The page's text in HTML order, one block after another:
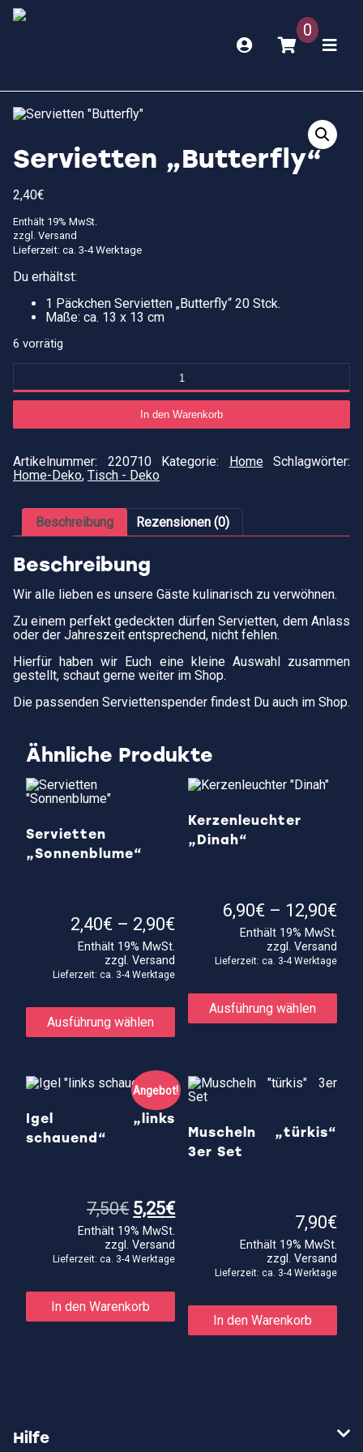
0
Servietten „Butterfly“
2,40€
Enthält 19% MwSt.
zzgl. Versand
Lieferzeit: ca. 3-4 Werktage
Du erhältst:
1 Päckchen Servietten „Butterfly“ 20 Stck.
Maße: ca. 13 x 13 cm
6 vorrätig
Menge
In den Warenkorb
Artikelnummer: 220710 Kategorie: Home
Schlagwörter:
Home-Deko, Tisch - Deko
Beschreibung Rezensionen (0)
Beschreibung
Wir alle lieben es unsere Gäste kulinarisch zu verwöhnen.
Zu einem perfekt gedeckten dürfen Servietten, dem Anlass
oder der Jahreszeit entsprechend, nicht fehlen.
Hierfür haben wir Euch eine kleine Auswahl zusammen
gestellt, schaut gerne weiter im Shop.
Die passenden Serviettenspender findest Du auch im Shop.
Ähnliche Produkte
Servietten
„Sonnenblume“
2,40€ – 2,90€Preisspanne:
2,40€
2,90€
Enthält 19% MwSt.
zzgl.Versand
Lieferzeit: ca. 3-4 Werktage
Ausführung wählen
Dieses
Produkt
weist
mehrere
Die
Optionen
auf
der
Produktseite
Kerzenleuchter
„Dinah“
6,90€ – 12,90€
Enthält 19% MwSt.
zzgl. Versand
Lieferzeit: ca. 3-4 Werktage
Ausführung wählen
Angebot!
Igel „links
schauend“
7,50€ Ursprünglicher
Preis
war:
7,50€
5,25€Aktueller
Preis
Enthält 19% MwSt.
zzgl.Versand
Lieferzeit: ca. 3-4 Werktage
In den Warenkorb
Muscheln „türkis“
3er Set
7,90€
Enthält 19% MwSt.
zzgl. Versand
Lieferzeit: ca. 3-4 Werktage
In den Warenkorb
Hilfe